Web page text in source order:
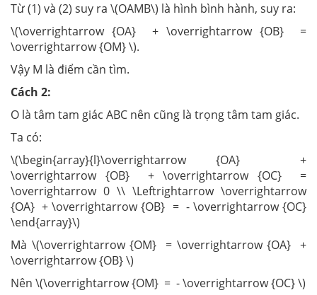
Từ (1) và (2) suy ra \(OAMB\) là hình bình hành, suy ra:
\(\overrightarrow {OA} + \overrightarrow {OB} =
\overrightarrow {OM} \).
Vậy M là điểm cần tìm.
Cách 2:
O là tâm tam giác ABC nên cũng là trọng tâm tam giác.
Ta có:
\(\begin{array}{l}\overrightarrow {OA} +
\overrightarrow {OB} + \overrightarrow {OC} =
\overrightarrow 0 \\ \Leftrightarrow \overrightarrow
{OA} + \overrightarrow {OB} = - \overrightarrow {OC}
\end{array}\)
Mà \(\overrightarrow {OM} = \overrightarrow {OA} +
\overrightarrow {OB} \)
Nên \(\overrightarrow {OM} = - \overrightarrow {OC} \)